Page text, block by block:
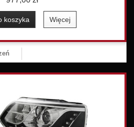
koszyka Więcej